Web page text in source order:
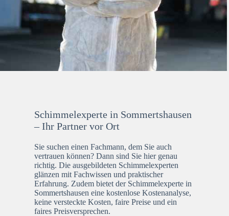
Schimmelexperte in Sommertshausen
– Ihr Partner vor Ort
Sie suchen einen Fachmann, dem Sie auch
vertrauen können? Dann sind Sie hier genau
richtig. Die ausgebildeten Schimmelexperten
glänzen mit Fachwissen und praktischer
Erfahrung. Zudem bietet der Schimmelexperte in
Sommertshausen eine kostenlose Kostenanalyse,
keine versteckte Kosten, faire Preise und ein
faires Preisversprechen.